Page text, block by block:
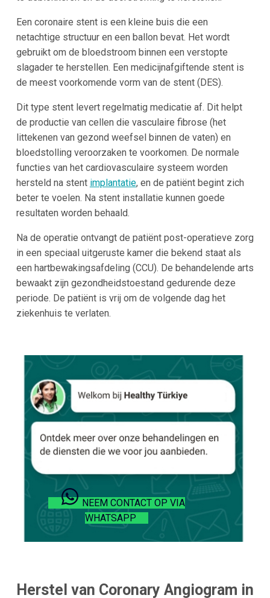
Een coronaire stent is een kleine buis die een
netachtige structuur en een ballon bevat. Het wordt
gebruikt om de bloedstroom binnen een verstopte
slagader te herstellen. Een medicijnafgiftende stent is
de meest voorkomende vorm van de stent (DES).
Dit type stent levert regelmatig medicatie af. Dit helpt
de productie van cellen die vasculaire fibrose (het
littekenen van gezond weefsel binnen de vaten) en
bloedstolling veroorzaken te voorkomen. De normale
functies van het cardiovasculaire systeem worden
hersteld na stent implantatie, en de patiënt begint zich
beter te voelen. Na stent installatie kunnen goede
resultaten worden behaald.
Na de operatie ontvangt de patiënt post-operatieve zorg
in een speciaal uitgeruste kamer die bekend staat als
een hartbewakingsafdeling (CCU). De behandelende arts
bewaakt zijn gezondheidstoestand gedurende deze
periode. De patiënt is vrij om de volgende dag het
ziekenhuis te verlaten.
NEEM CONTACT OP VIA
WHATSAPP
Herstel van Coronary Angiogram in